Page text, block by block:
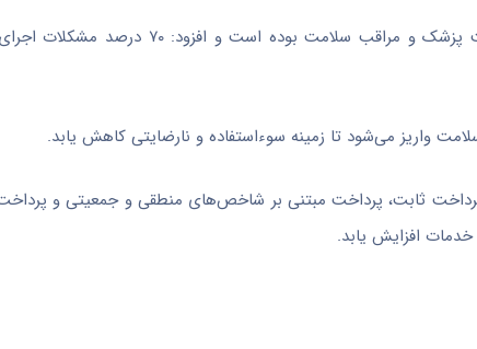
رئیسی تاکید کرد: یکی از مهم‌ترین درس‌های گذشته جداسازی پرداخت پزشک و
واریز می‌شود تا زمینه سوءاستفاده و نارضایتی کاهش یابد.
سه بخش عنوان کرد: پرداخت ثابت، پرداخت مبتنی بر شاخص‌های منطقی و جمعیتی و
افزایش یابد.